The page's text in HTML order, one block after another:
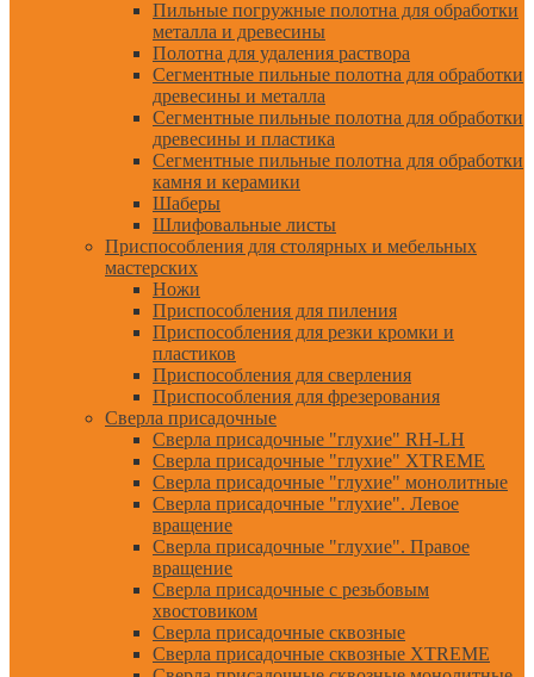
Пильные погружные полотна для обработки
металла и древесины
Полотна для удаления раствора
Сегментные пильные полотна для обработки
древесины и металла
Сегментные пильные полотна для обработки
древесины и пластика
Сегментные пильные полотна для обработки
камня и керамики
Шаберы
Шлифовальные листы
Приспособления для столярных и мебельных
мастерских
Ножи
Приспособления для пиления
Приспособления для резки кромки и
пластиков
Приспособления для сверления
Приспособления для фрезерования
Сверла присадочные
Сверла присадочные "глухие" RH-LH
Сверла присадочные "глухие" XTREME
Сверла присадочные "глухие" монолитные
Сверла присадочные "глухие". Левое
вращение
Сверла присадочные "глухие". Правое
вращение
Сверла присадочные с резьбовым
хвостовиком
Сверла присадочные сквозные
Сверла присадочные сквозные XTREME